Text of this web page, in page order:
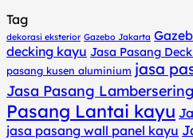
Tag
dekorasi eksterior Gazebo Jakarta
decking kayu Jasa Pasang
pasang kusen aluminium jasa
Jasa Pasang
Pasang Lantai kayu
jasa pasang wall panel kayu